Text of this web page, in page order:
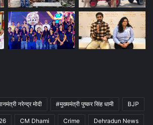
नरेन्द्र मोदी #मुख्यमंत्री पुष्कर सिंह धामी BJP
CM Dhami Crime Dehradun News